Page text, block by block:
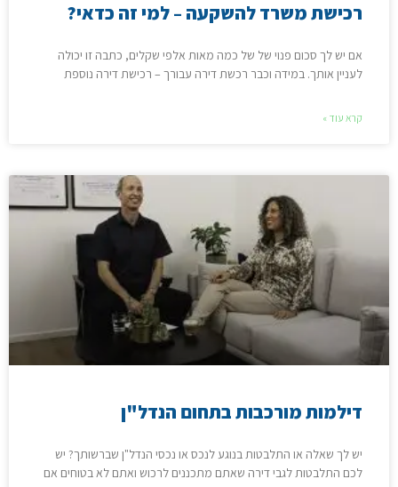
רכישת משרד להשקעה – למי זה כדאי?
אם יש לך סכום פנוי של של כמה מאות אלפי שקלים, כתבה זו יכולה
לעניין אותך. במידה וכבר רכשת דירה עבורך – רכישת דירה נוספת
קרא עוד »
דילמות מורכבות בתחום הנדל"ן
יש לך שאלה או התלבטות בנוגע לנכס או נכסי הנדל"ן שברשותך? יש
לכם התלבטות לגבי דירה שאתם מתכננים לרכוש ואתם לא בטוחים אם